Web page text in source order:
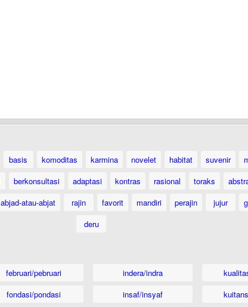
basis komoditas karmina novelet habitat suvenir
berkonsultasi adaptasi kontras rasional toraks
abjad-atau-abjat rajin favorit mandiri perajin jujur
deru
februari/pebruari
fondasi/pondasi
indera/indra
insaf/insyaf